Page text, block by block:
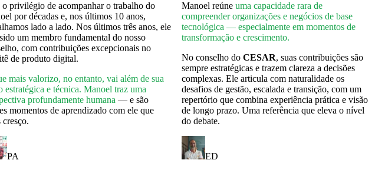
privilégio de acompanhar o trabalho do
por décadas e, nos últimos 10 anos,
lado a lado. Nos últimos três anos, ele
um membro fundamental do nosso
com contribuições excepcionais no
de produto digital.
mais valorizo, no entanto, vai além de sua
estratégica e técnica. Manoel traz uma
profundamente humana — e são
momentos de aprendizado com ele que
cresço.
PA
Manoel reúne uma capacidade rara de
compreender organizações e negócios de base
tecnológica — especialmente em momentos de
transformação e crescimento.
No conselho do CESAR, suas contribuições são
sempre estratégicas e trazem clareza a decisões
complexas. Ele articula com naturalidade os
desafios de gestão, escalada e transição, com um
repertório que combina experiência prática e visão
de longo prazo. Uma referência que eleva o nível
do debate.
ED